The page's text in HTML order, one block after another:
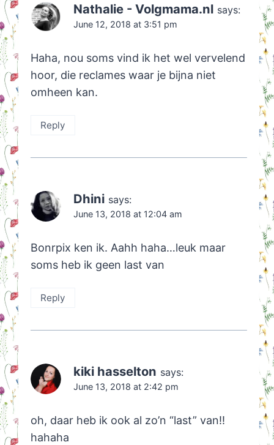
Nathalie - Volgmama.nl says:
June 12, 2018 at 3:51 pm
Haha, nou soms vind ik het wel vervelend
hoor, die reclames waar je bijna niet
omheen kan.
Reply
Dhini says:
June 13, 2018 at 12:04 am
Bonrpix ken ik. Aahh haha…leuk maar
soms heb ik geen last van
Reply
kiki hasselton says:
June 13, 2018 at 2:42 pm
oh, daar heb ik ook al zo’n “last” van!!
hahaha